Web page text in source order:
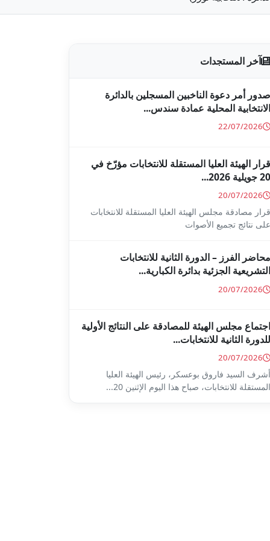
آخر المستجدات
صدور أمر دعوة الناخبين المسجلين بالدائرة
الانتخابية المحلية عمادة سندس...
22/07/2026
قرار الهيئة العليا المستقلة للانتخابات مؤرّخ في
20 جويلية 2026...
20/07/2026
قرار مصادقة مجلس الهيئة العليا المستقلة للانتخابات
على نتائج تجميع الأصوات
محاضر الفرز – الدورة الثانية للانتخابات
التشريعية الجزئية بدائرة الكبارية...
20/07/2026
اجتماع مجلس الهيئة للمصادقة على النتائج الأولية
للدورة الثانية للانتخابات...
20/07/2026
أشرف السيد فاروق بوعسكر، رئيس الهيئة العليا
المستقلة للانتخابات، صباح هذا اليوم الإثنين 20...